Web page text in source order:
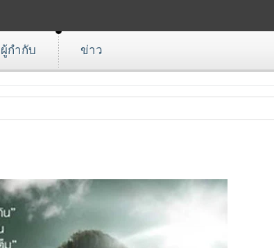
ผู้กำกับ ข่าว